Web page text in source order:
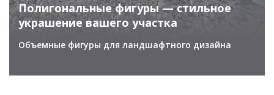
Полигональные фигуры — стильное
украшение вашего участка
Объемные фигуры для ландшафтного дизайна